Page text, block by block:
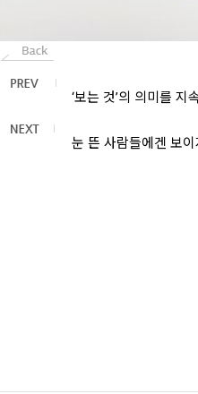
‘보는 것’의 의미를
눈 뜬 사람들에겐 보